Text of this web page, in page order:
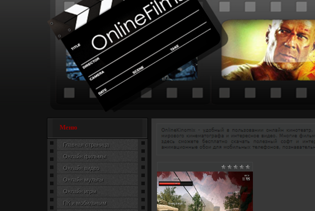
Меню
Главная страница
Онлайн фильмы
Онлайн видео
Онлайн мульты
Онлайн игры
ПК и мобильным